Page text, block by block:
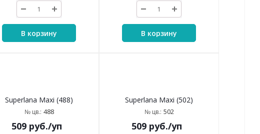
Superlana Maxi (310)
№ цв.: 310
509руб./уп
Superlana Maxi (390)
№ цв.: 390
509руб./уп